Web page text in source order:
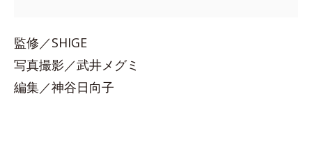
監修／SHIGE
写真撮影／武井メグミ
編集／神谷日向子